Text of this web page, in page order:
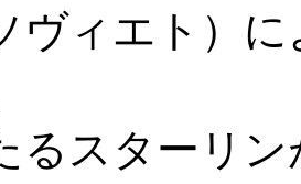
ヴィエト）
るスターリ